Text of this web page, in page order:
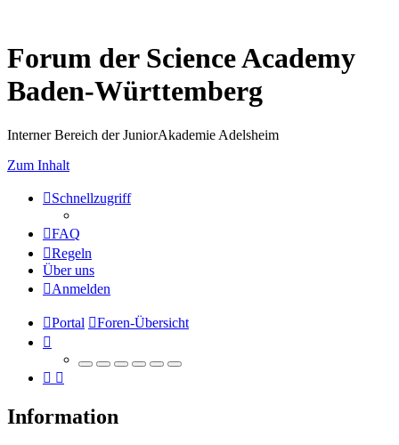
Forum der Science Academy
Baden-Württemberg
Interner Bereich der JuniorAkademie Adelsheim
Zum Inhalt
Schnellzugriff
FAQ
Regeln
Über uns
Anmelden
Portal Foren-Übersicht
Information